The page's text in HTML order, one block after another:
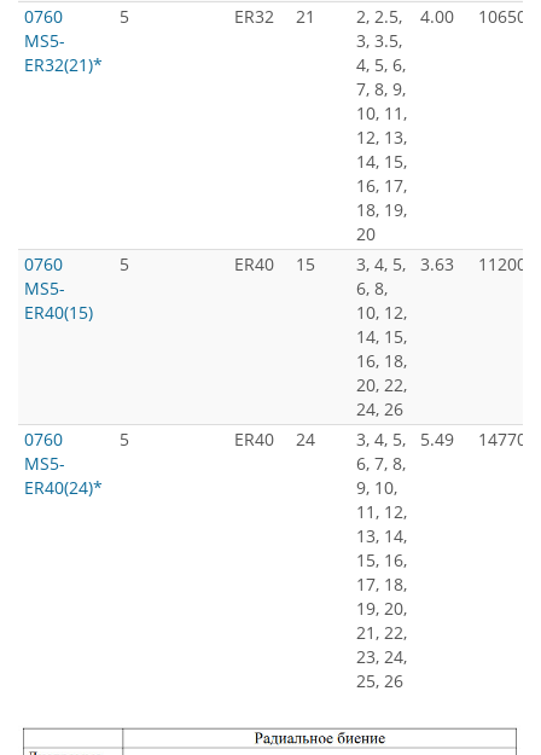
0760
MS5-
ER32(21)*
5 ER32 21
2, 2.5,
3, 3.5,
4, 5, 6,
7, 8, 9,
10, 11,
12, 13,
14, 15,
16, 17,
18, 19,
20
4.00 10650
0760
MS5-
ER40(15)
5 ER40 15
3, 4, 5,
6, 8,
10, 12,
14, 15,
16, 18,
20, 22,
24, 26
3.63 11200
0760
MS5-
ER40(24)*
5 ER40 24
3, 4, 5,
6, 7, 8,
9, 10,
11, 12,
13, 14,
15, 16,
17, 18,
19, 20,
21, 22,
23, 24,
25, 26
5.49 14770